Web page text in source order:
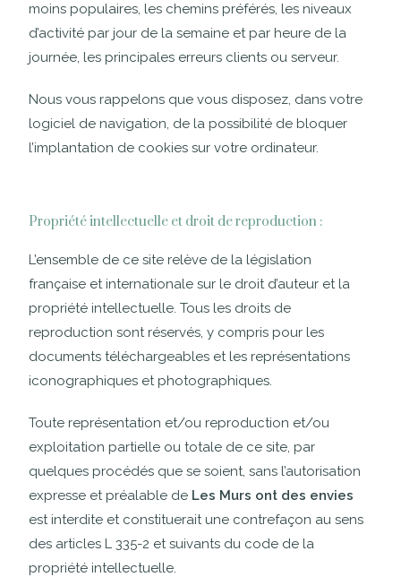
moins populaires, les chemins préférés, les niveaux
d’activité par jour de la semaine et par heure de la
journée, les principales erreurs clients ou serveur.
Nous vous rappelons que vous disposez, dans votre
logiciel de navigation, de la possibilité de bloquer
l’implantation de cookies sur votre ordinateur.
Propriété intellectuelle et droit de reproduction :
L’ensemble de ce site relève de la législation
française et internationale sur le droit d’auteur et la
propriété intellectuelle. Tous les droits de
reproduction sont réservés, y compris pour les
documents téléchargeables et les représentations
iconographiques et photographiques.
Toute représentation et/ou reproduction et/ou
exploitation partielle ou totale de ce site, par
quelques procédés que se soient, sans l’autorisation
expresse et préalable de Les Murs ont des envies
est interdite et constituerait une contrefaçon au sens
des articles L 335-2 et suivants du code de la
propriété intellectuelle.